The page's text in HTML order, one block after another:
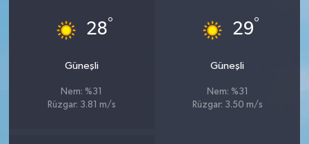
28°
Güneşli
Nem: %31
Rüzgar: 3.81 m/s
29°
Güneşli
Nem: %31
Rüzgar: 3.50 m/s